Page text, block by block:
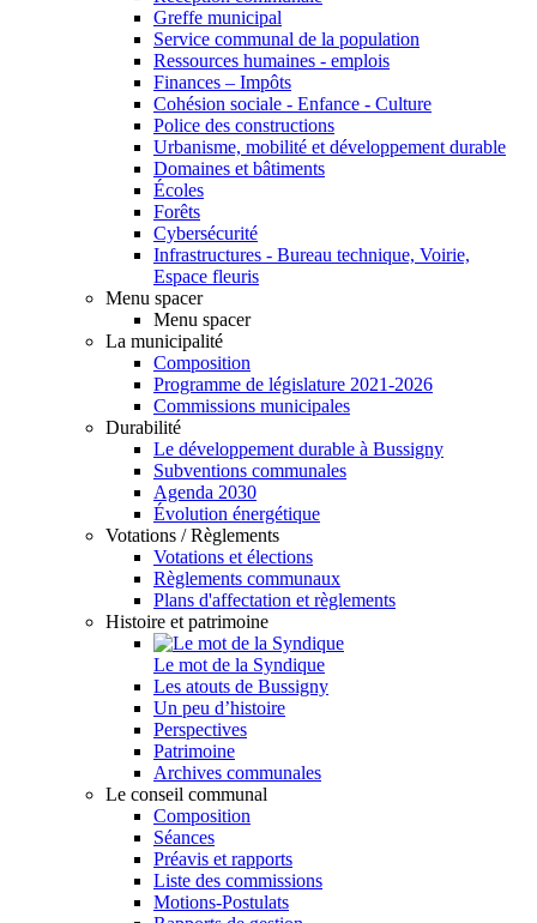
Greffe municipal
Service communal de la population
Ressources humaines - emplois
Finances – Impôts
Cohésion sociale - Enfance - Culture
Police des constructions
Urbanisme, mobilité et développement durable
Domaines et bâtiments
Écoles
Forêts
Cybersécurité
Infrastructures - Bureau technique, Voirie,
Espace fleuris
Menu spacer
Menu spacer
La municipalité
Composition
Programme de législature 2021-2026
Commissions municipales
Durabilité
Le développement durable à Bussigny
Subventions communales
Agenda 2030
Évolution énergétique
Votations / Règlements
Votations et élections
Règlements communaux
Plans d'affectation et règlements
Histoire et patrimoine
Le mot de la Syndique
Les atouts de Bussigny
Un peu d’histoire
Perspectives
Patrimoine
Archives communales
Le conseil communal
Composition
Séances
Préavis et rapports
Liste des commissions
Motions-Postulats